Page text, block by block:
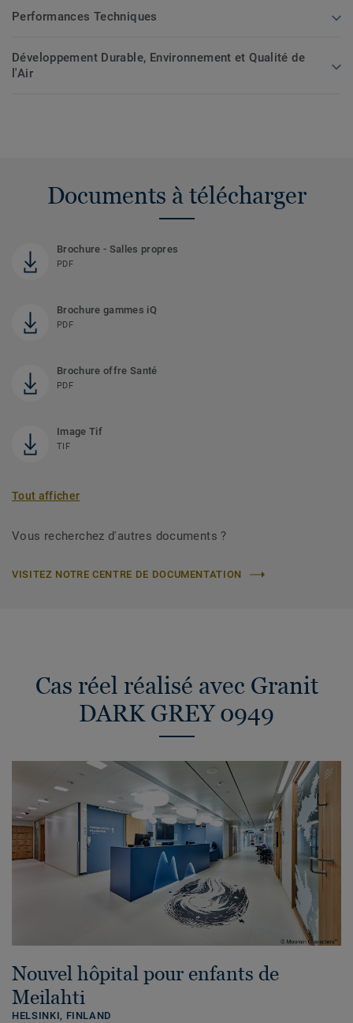
Performances Techniques
Développement Durable, Environnement et Qualité de
l'Air
Documents à télécharger
Brochure - Salles propres
PDF
Brochure gammes iQ
PDF
Brochure offre Santé
PDF
Image Tif
TIF
Tout afficher
Vous recherchez d'autres documents ?
VISITEZ NOTRE CENTRE DE DOCUMENTATION
Cas réel réalisé avec Granit
DARK GREY 0949
Nouvel hôpital pour enfants de
Meilahti
HELSINKI, FINLAND